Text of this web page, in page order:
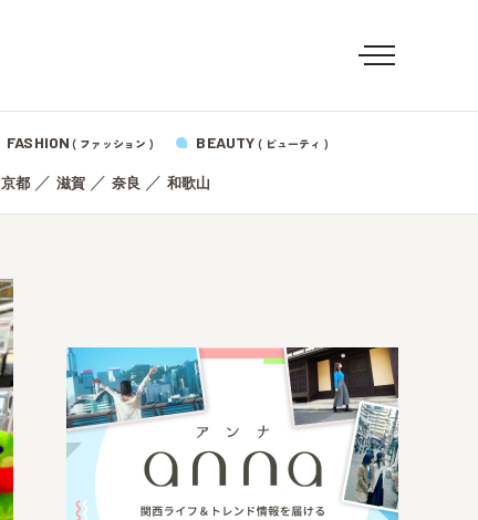
FASHION ( ファッション ) BEAUTY ( ビューティ )
京都／ 滋賀／ 奈良 ／ 和歌山